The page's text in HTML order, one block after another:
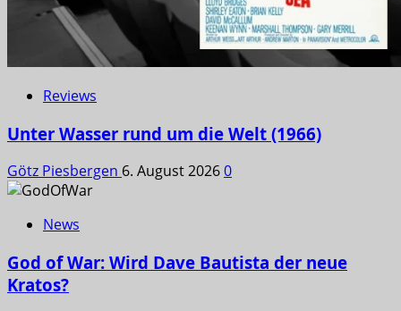
Reviews
Unter Wasser rund um die Welt (1966)
Götz Piesbergen 6. August 20260
News
God of War: Wird Dave Bautista der neue
Kratos?